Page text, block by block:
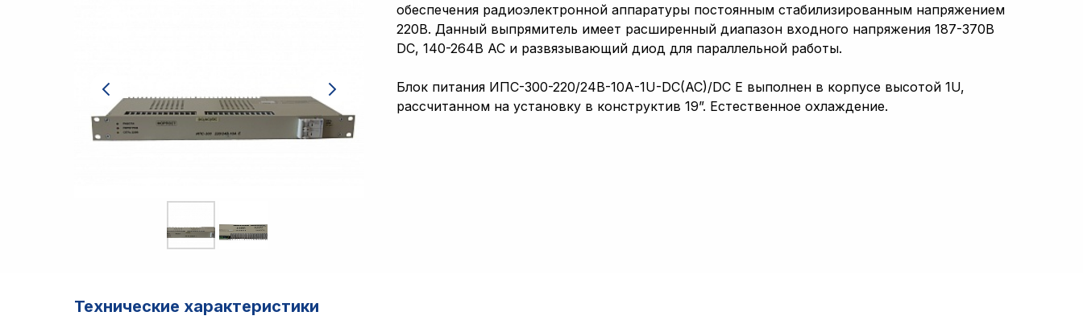
обеспечения радиоэлектронной аппаратуры постоянным стабилизированным напряжением
220В. Данный выпрямитель имеет расширенный диапазон входного напряжения 187-370В
DC, 140-264В АС и развязывающий диод для параллельной работы.
Блок питания ИПС-300-220/24В-10А-1U-DC(AC)/DC E выполнен в корпусе высотой 1U,
рассчитанном на установку в конструктив 19”. Естественное охлаждение.
Технические характеристики